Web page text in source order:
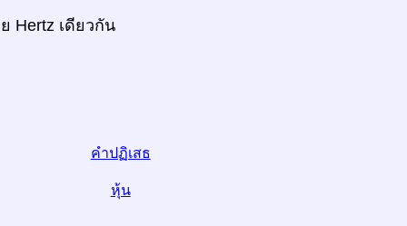
Hertz เดียวกัน
คำปฏิเสธ
หุ้น